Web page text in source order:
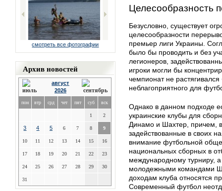
смотреть все фотографии
Архив новостей
август
2026
пон втр срд чет пят суб вск
1 2
3 4 5 6 7 8 9
10 11 12 13 14 15 16
17 18 19 20 21 22 23
24 25 26 27 28 29 30
31
Целесообразность
Безусловно, существует
целесообразности
премьер лиги Украины .
было бы проводить и без
легионеров,
игроки могли бы
чемпионат не
неблагоприятного для
Однако в данном подходе
украинские клубы для
Динамо и Шахтер, причем,
задействованные в своих
внимание футбольной
национальных сборных в
международному турниру,
молодежными командами
доходам клуба относятся
Современный футбол